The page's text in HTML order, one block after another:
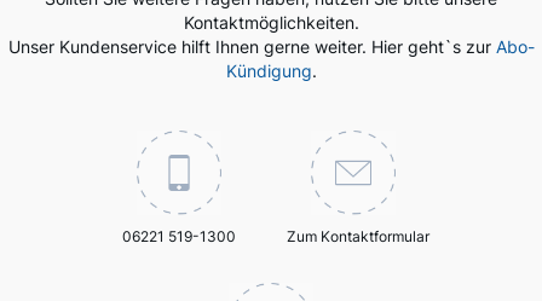
Kontaktmöglichkeiten.
Unser Kundenservice hilft Ihnen gerne weiter. Hier geht`s zur Abo-
Kündigung.
06221 519-1300 Zum Kontaktformular